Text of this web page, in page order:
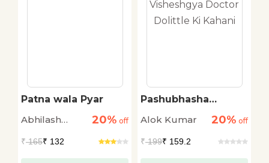
Patna wala Pyar
Abhilash
20% off
₹165₹ 132
Pashubhasha
Dolittle Ki Kahani
Alok Kumar 20% off
₹199₹ 159.2